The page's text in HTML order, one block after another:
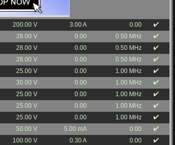
200.00 V 3.00 A 0.00
✔️
28.00 V 0.00 0.50 MHz
✔️
28.00 V 0.00 0.50 MHz
✔️
28.00 V 0.00 0.50 MHz
✔️
25.00 V 0.00 1.00 MHz
✔️
30.00 V 0.00 1.00 MHz
✔️
25.00 V 0.00 1.00 MHz
✔️
25.00 V 0.00 1.00 MHz
✔️
25.00 V 0.00 1.00 MHz
✔️
50.00 V 5.00 mA 0.00
✔️
100.00 V 0.30 A 0.00
✔️